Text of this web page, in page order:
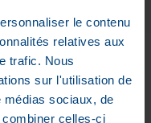
le contenu
relatives aux
trafic. Nous
sur l'utilisation de
médias sociaux, de
celles-ci